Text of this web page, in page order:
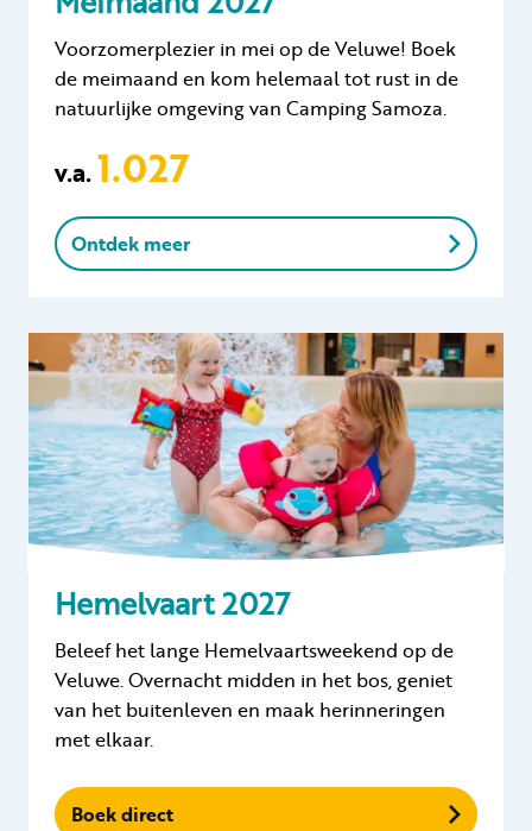
Voorzomerplezier in mei op de Veluwe! Boek
de meimaand en kom helemaal tot rust in de
natuurlijke omgeving van Camping Samoza.
v.a.1.027
Ontdek meer
Hemelvaart 2027
Beleef het lange Hemelvaartsweekend op de
Veluwe. Overnacht midden in het bos, geniet
van het buitenleven en maak herinneringen
met elkaar.
Boek direct